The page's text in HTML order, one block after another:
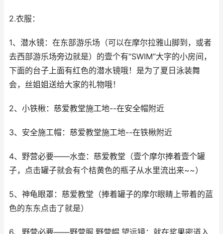
2.衣服：
1、潜水镜：在东部游乐场（可以在摩尔拉雅山脚到，或者
去西部游乐场旁边就是）的壹个有“SWIM”大字的小房间，
下面的台子上面有红色的潜水镜哦！是为了夏日泳装舞
会，丝姐姐送给大家的礼物哦！
2、小铁楸：慈爱教堂施工地--在安全帽附近
3、安全施工帽：慈爱教堂施工地--在铁楸附近
4、野营必要——水壶：慈爱教堂（壹个摩尔捧着壹个罐
子，点击罐子就会有个桔黄色的瓶子从水里流出来~~）
5、神龟眼罩：慈爱教堂（捧着罐子的摩尔眼睛上带着的蓝
色的东东点击了就是）